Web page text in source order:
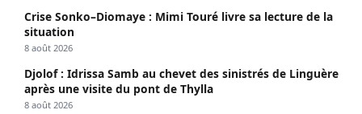
Crise Sonko–Diomaye : Mimi Touré livre sa lecture de la
situation
8 août 2026
Djolof : Idrissa Samb au chevet des sinistrés de Linguère
après une visite du pont de Thylla
8 août 2026